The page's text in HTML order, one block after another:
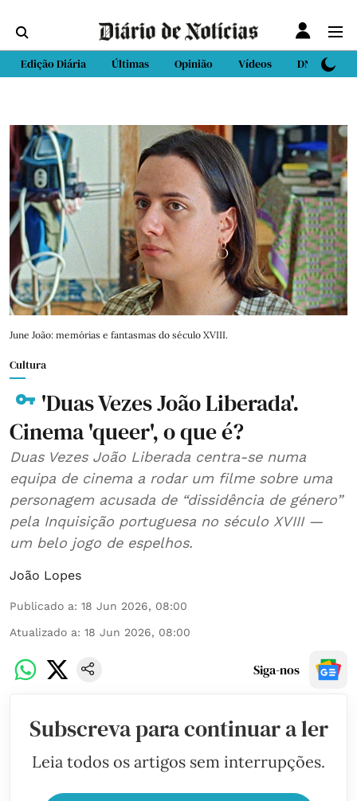
Edição Diária Últimas Opinião Vídeos DN Sport
June João: memórias e fantasmas do século XVIII.
Cultura
'Duas Vezes João Liberada'.
Cinema 'queer', o que é?
Duas Vezes João Liberada centra-se numa
equipa de cinema a rodar um filme sobre uma
personagem acusada de “dissidência de género”
pela Inquisição portuguesa no século XVIII —
um belo jogo de espelhos.
João Lopes
Publicado a: 18 Jun 2026, 08:00
Atualizado a: 18 Jun 2026, 08:00
Siga-nos
Subscreva para continuar a ler
Leia todos os artigos sem interrupções.